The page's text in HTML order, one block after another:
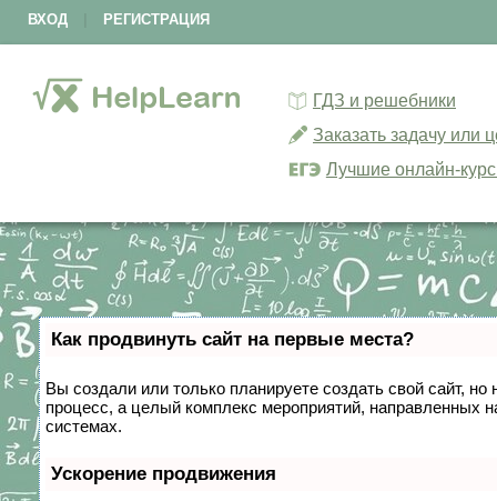
ВХОД РЕГИСТРАЦИЯ
ГДЗ и решебники
Заказать задачу или
Лучшие онлайн-
Как продвинуть сайт на первые места?
Вы создали или только планируете создать свой сайт,
процесс, а целый комплекс мероприятий, направленных
системах.
Ускорение продвижения